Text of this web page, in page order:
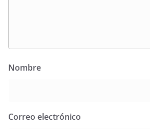
Nombre
Correo electrónico